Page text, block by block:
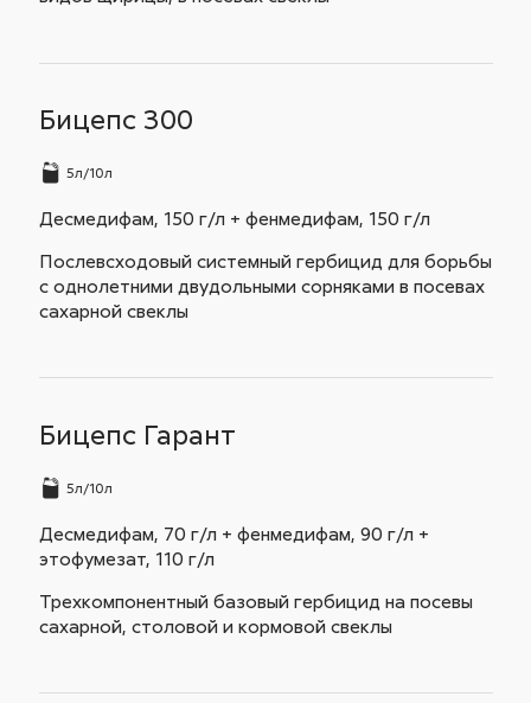
Бицепс 300
5л/10л
Десмедифам, 150 г/л + фенмедифам, 150 г/л
Послевсходовый системный гербицид для борьбы
с однолетними двудольными сорняками в посевах
сахарной свеклы
Бицепс Гарант
5л/10л
Десмедифам, 70 г/л + фенмедифам, 90 г/л +
этофумезат, 110 г/л
Трехкомпонентный базовый гербицид на посевы
сахарной, столовой и кормовой свеклы